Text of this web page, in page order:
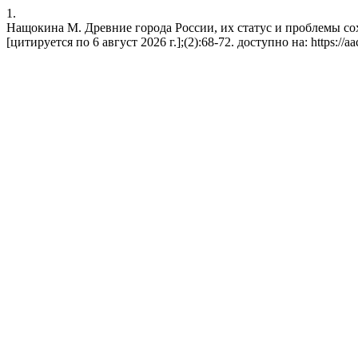
1.
Нащокина М. Древние города России, их статус и проблемы
[цитируется по 6 август 2026 г.];(2):68-72. доступно на: https://